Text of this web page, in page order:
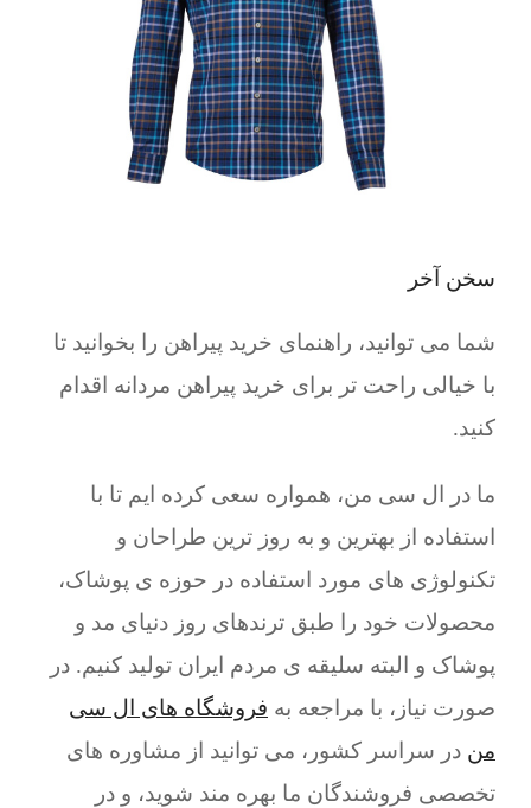
سخن آخر
شما می توانید، راهنمای خرید پیراهن را بخوانید تا
با خیالی راحت تر برای خرید پیراهن مردانه اقدام
کنید.
ما در ال سی من، همواره سعی کرده ایم تا با
استفاده از بهترین و به روز ترین طراحان و
تکنولوژی های مورد استفاده در حوزه ی پوشاک،
محصولات خود را طبق ترندهای روز دنیای مد و
پوشاک و البته سلیقه ی مردم ایران تولید کنیم. در
صورت نیاز، با مراجعه به فروشگاه های ال سی
من در سراسر کشور، می توانید از مشاوره های
تخصصی فروشندگان ما بهره مند شوید، و در